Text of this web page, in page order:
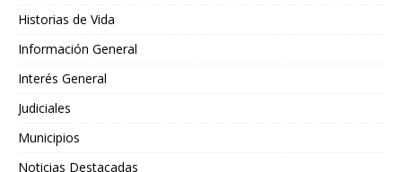
Historias de Vida
Información General
Interés General
Judiciales
Municipios
Noticias Destacadas